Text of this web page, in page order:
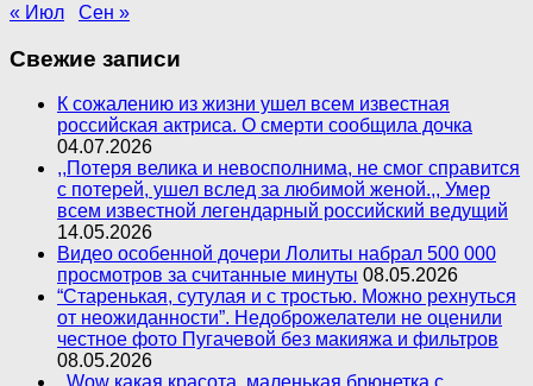
« Июл
Сен »
Свежие записи
К сожалению из жизни ушел всем известная
российская актриса. О смерти сообщила дочка
04.07.2026
,,Потеря велика и невосполнима, не смог справится
с потерей, ушел вслед за любимой женой.,, Умер
всем известной легендарный российский ведущий
14.05.2026
Видео особенной дочери Лолиты набрал 500 000
просмотров за считанные минуты 08.05.2026
“Старенькая, сутулая и с тростью. Можно рехнуться
от неожиданности”. Недоброжелатели не оценили
честное фото Пугачевой без макияжа и фильтров
08.05.2026